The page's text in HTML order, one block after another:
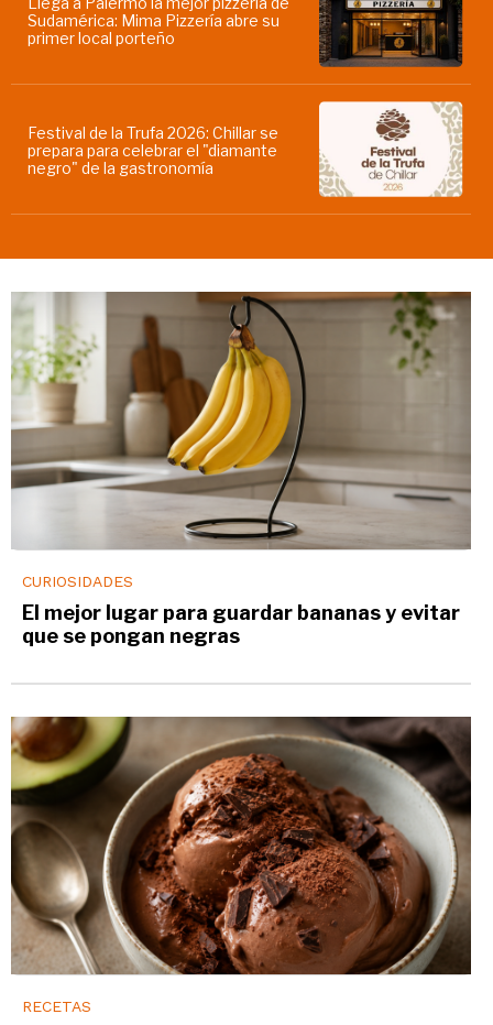
Sudamérica: Mima Pizzería abre su
primer local porteño
Festival de la Trufa 2026: Chillar se
prepara para celebrar el "diamante
negro" de la gastronomía
CURIOSIDADES
El mejor lugar para guardar bananas y evitar
que se pongan negras
RECETAS